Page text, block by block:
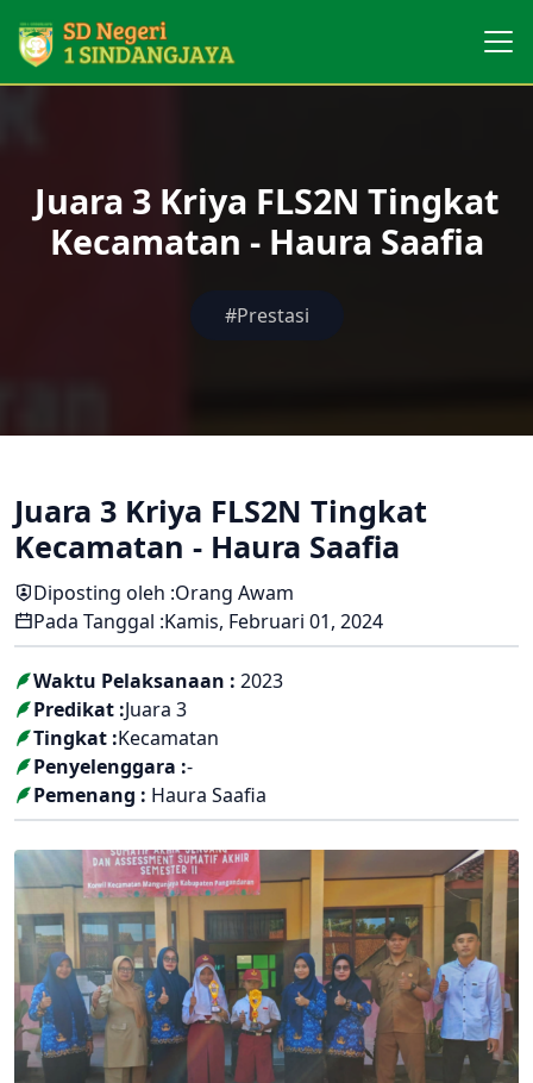
Juara 3 Kriya FLS2N Tingkat
Kecamatan - Haura Saafia
#Prestasi
Juara 3 Kriya FLS2N Tingkat
Kecamatan - Haura Saafia
Diposting oleh :Orang Awam
Pada Tanggal :Kamis, Februari 01, 2024
Waktu Pelaksanaan : 2023
Predikat :Juara 3
Tingkat :Kecamatan
Penyelenggara :-
Pemenang : Haura Saafia